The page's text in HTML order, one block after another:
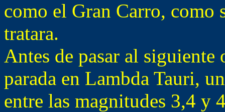
como el Gran Carro, como
tratara.
Antes de pasar al siguiente
parada en Lambda Tauri,
entre las magnitudes 3,4 y